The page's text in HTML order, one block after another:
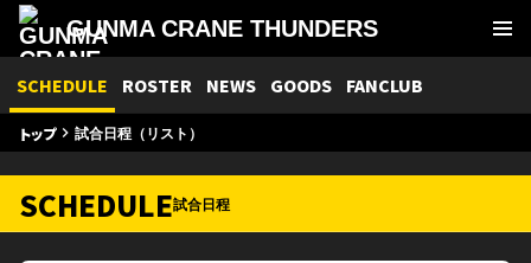
GUNMA CRANE THUNDERS
SCHEDULE ROSTER NEWS GOODS FANCLUB
トップkeyboard_arrow_right 試合日程（リスト）
SCHEDULE試合日程